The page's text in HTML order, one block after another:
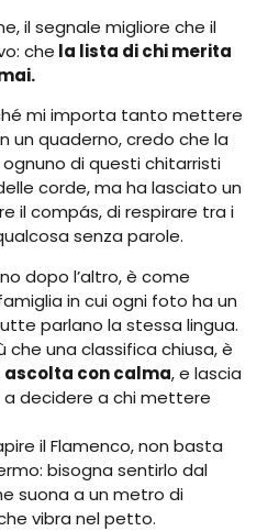
il segnale migliore che il
che la lista di chi merita
mi importa tanto mettere
un quaderno, credo che la
di questi chitarristi
corde, ma ha lasciato un
il compás, di respirare tra i
senza parole.
dopo l’altro, è come
in cui ogni foto ha un
parlano la stessa lingua.
che una classifica chiusa, è
ascolta con calma, e lascia
decidere a chi mettere
il Flamenco, non basta
bisogna sentirlo dal
suona a un metro di
vibra nel petto.